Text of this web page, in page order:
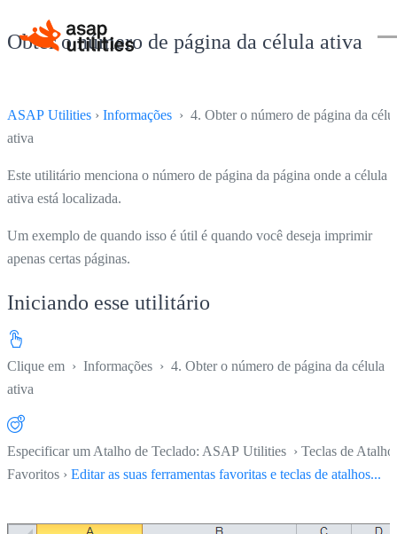
Obter o número de página da célula ativa
ASAP Utilities › Informações › 4. Obter o número de página da
ativa
Este utilitário menciona o número de página da página onde a célula
ativa está localizada.
Um exemplo de quando isso é útil é quando você deseja imprimir
apenas certas páginas.
Iniciando esse utilitário
Clique em › Informações › 4. Obter o número de página da célula
ativa
Especificar um Atalho de Teclado: ASAP Utilities › Teclas de Atalho
Favoritos › Editar as suas ferramentas favoritas e teclas de atalhos...